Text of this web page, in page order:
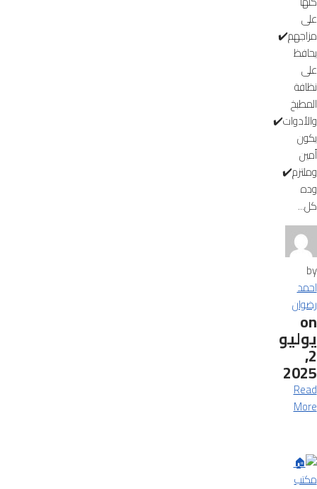
على
مزاجهم✔️
يحافظ
على
نظافة
المطبخ
والأدوات✔️
يكون
أمين
وملتزم✔️
وده
كل...
by
احمد
رضوان
on
يوليو
2,
2025
Read
More